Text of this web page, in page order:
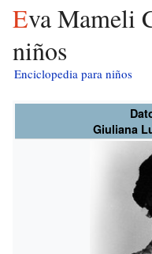
Eva Mameli Calvino para
niños
Enciclopedia para niños
Giuliana